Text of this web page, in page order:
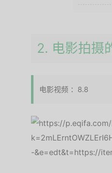
2. 电影拍摄
电影视频 ：8.8